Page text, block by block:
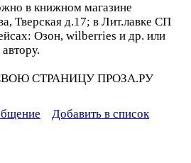
в книжном магазине
Тверская д.17; в Лит.лавке СП
Озон, wilberries и др. или
СТРАНИЦУ ПРОЗА.РУ
Добавить в список